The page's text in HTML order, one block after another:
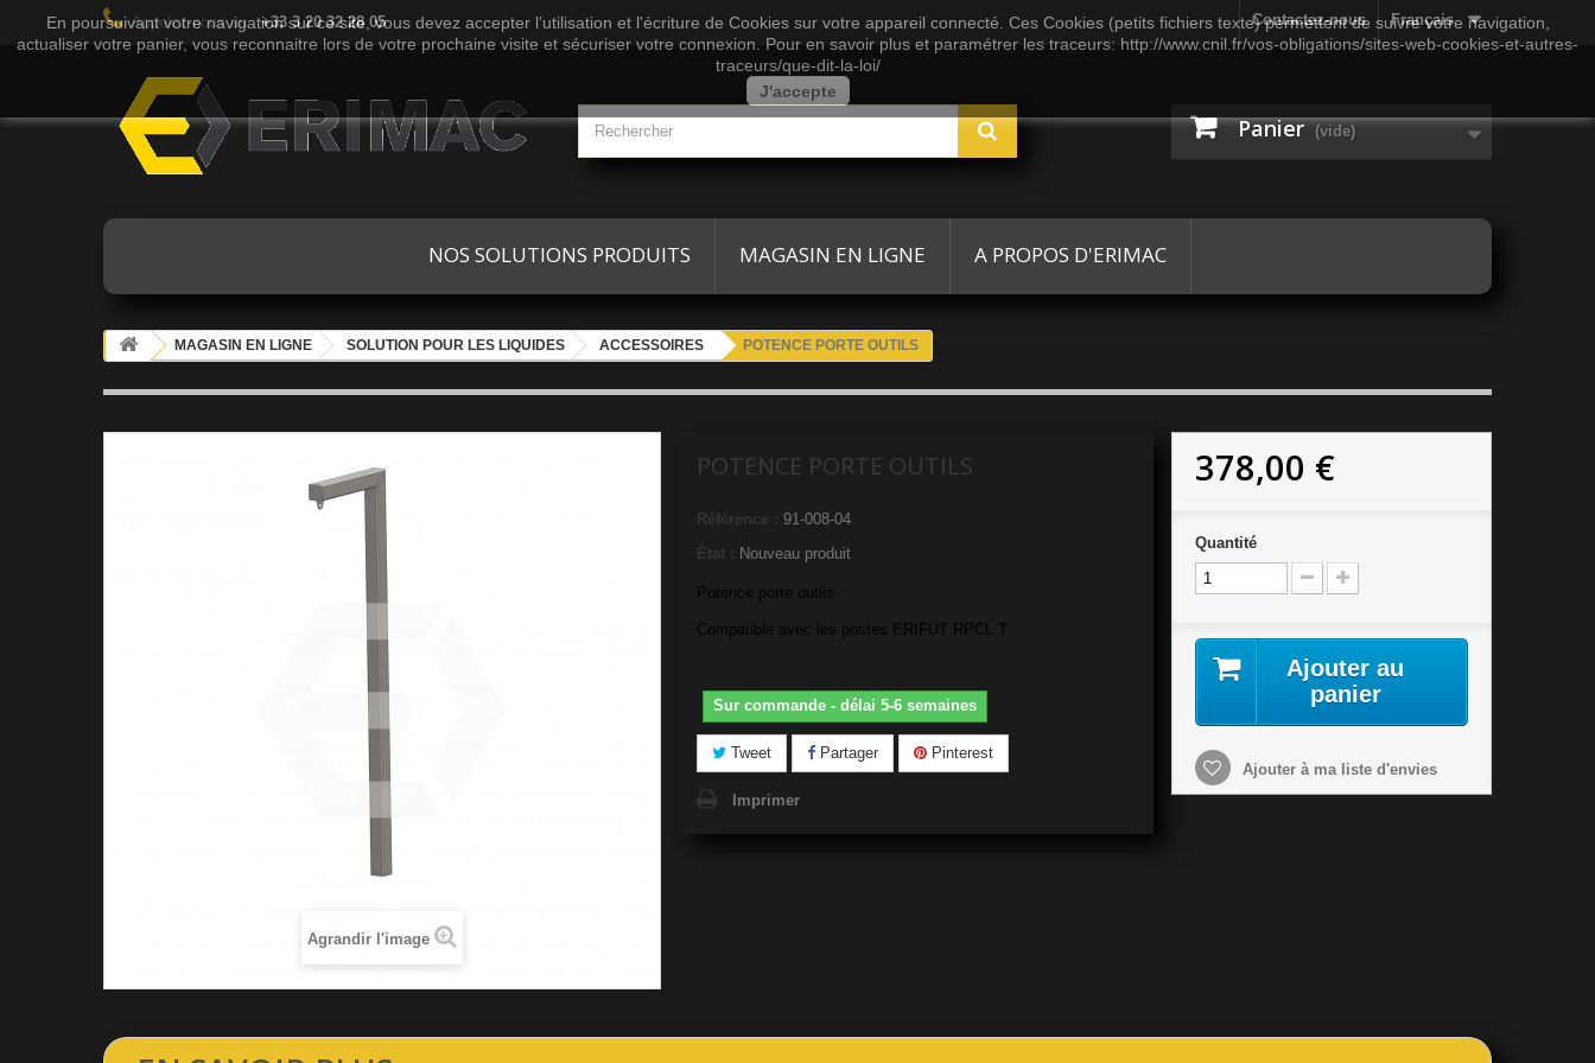
Français
Contactez-nous
Appelez-nous au :+33 3 20 32 28 05
Panier (vide)
NOS SOLUTIONS PRODUITS MAGASIN EN LIGNE A PROPOS D'ERIMAC
MAGASIN EN LIGNE SOLUTION POUR LES LIQUIDES ACCESSOIRES POTENCE PORTE OUTILS
Agrandir l'image
POTENCE PORTE OUTILS
Référence : 91-008-04
État : Nouveau produit
Potence porte outils.
Compatible avec les postes ERIFUT RPCL T.
Sur commande - délai 5-6 semaines
Tweet Partager Pinterest
Imprimer
378,00 €
Quantité
Ajouter au
panier
Ajouter à ma liste d'envies
En poursuivant votre navigation sur ce site, vous devez accepter l’utilisation et l'écriture de Cookies sur votre appareil connecté. Ces Cookies (petits fichiers texte) permettent de suivre votre navigation,
actualiser votre panier, vous reconnaitre lors de votre prochaine visite et sécuriser votre connexion. Pour en savoir plus et paramétrer les traceurs: http://www.cnil.fr/vos-obligations/sites-web-cookies-et-autres-
traceurs/que-dit-la-loi/
J'accepte